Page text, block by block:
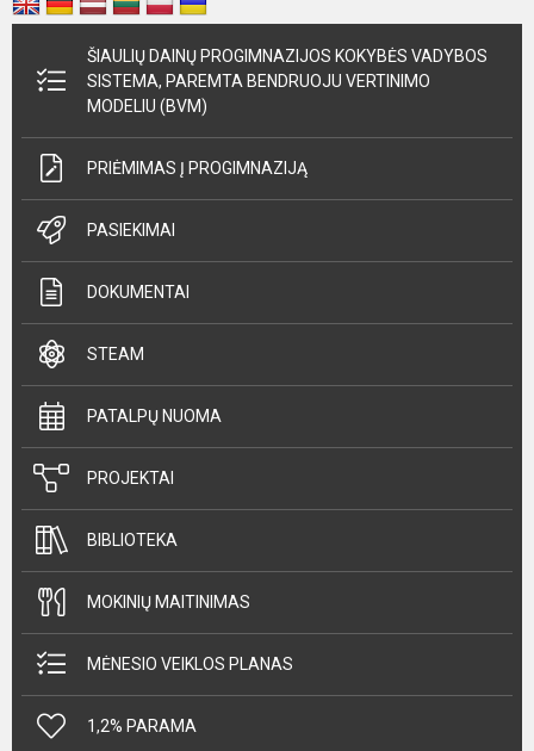
ŠIAULIŲ DAINŲ PROGIMNAZIJOS KOKYBĖS VADYBOS
SISTEMA, PAREMTA BENDRUOJU VERTINIMO
MODELIU (BVM)
PRIĖMIMAS Į PROGIMNAZIJĄ
PASIEKIMAI
DOKUMENTAI
STEAM
PATALPŲ NUOMA
PROJEKTAI
BIBLIOTEKA
MOKINIŲ MAITINIMAS
MĖNESIO VEIKLOS PLANAS
1,2% PARAMA